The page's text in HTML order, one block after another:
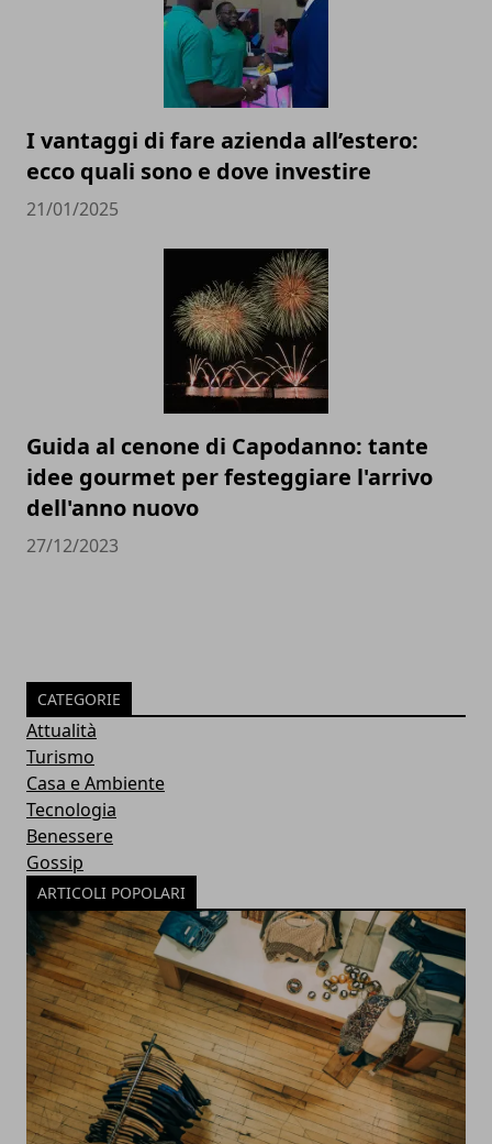
I vantaggi di fare azienda all’estero:
ecco quali sono e dove investire
21/01/2025
Guida al cenone di Capodanno: tante
idee gourmet per festeggiare l'arrivo
dell'anno nuovo
27/12/2023
CATEGORIE
Attualità
Turismo
Casa e Ambiente
Tecnologia
Benessere
Gossip
ARTICOLI POPOLARI